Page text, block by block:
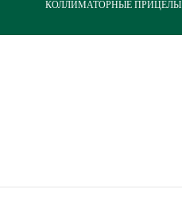
КОЛЛИМАТОРНЫЕ ПРИЦЕЛЫ